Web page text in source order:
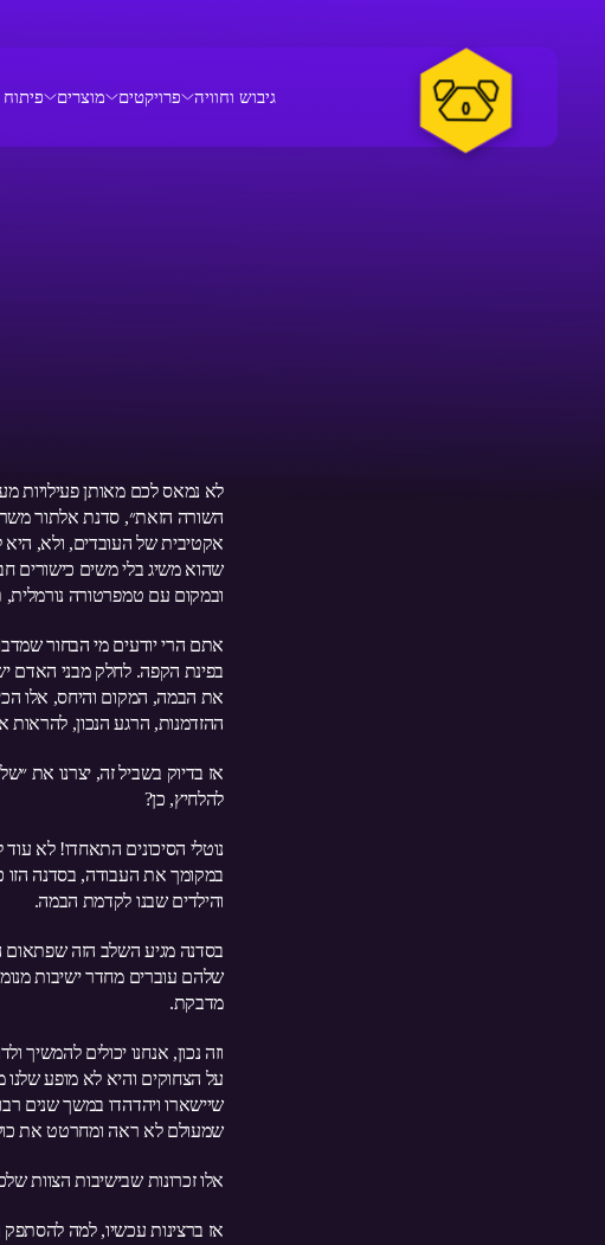
גיבוש וחוויה פרויקטים מוצרים פיתוח
לא נמאס לכם מאותן פעילויות
השורה הזאת״, סדנת אלתור
אקטיבית של העובדים, ולא,
שהוא משיג בלי משים כישורים
ובמקום עם טמפרטורה נורמלית,
אתם הרי יודעים מי הבחור
בפינת הקפה. לחלק מבני האדם
את הבמה, המקום והיחס, אלו
ההזדמנות, הרגע הנכון,
אז בדיוק בשביל זה, יצרנו את
להלחיץ, כן?
נוטלי הסיכונים התאחדו! לא
במקומך את העבודה, בסדנה הזו
והילדים שבנו לקדמת הבמה.
בסדנה מגיע השלב הזה
שלהם עוברים מחדר ישיבות
מדבקת.
וזה נכון, אנחנו יכולים
על הצחוקים והיא לא מופע שלנו
שיישארו ויהדהדו במשך שנים
שמעולם לא ראה ומחרטט את
אלו זכרונות שבישיבות הצוות
אז ברצינות עכשיו, למה